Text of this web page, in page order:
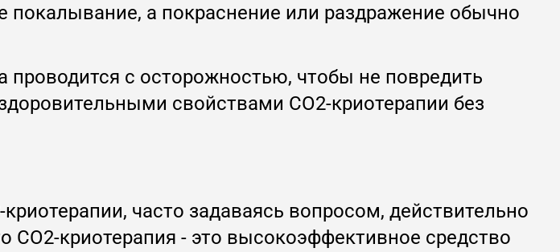
а покраснение или раздражение обычно
с осторожностью, чтобы не повредить
свойствами CO2-криотерапии без
часто задаваясь вопросом, действительно
криотерапия - это высокоэффективное средство